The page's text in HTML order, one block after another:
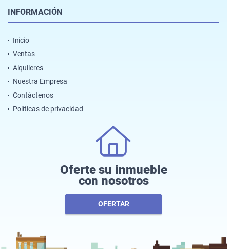
INFORMACIÓN
Inicio
Ventas
Alquileres
Nuestra Empresa
Contáctenos
Políticas de privacidad
Oferte su inmueble
con nosotros
OFERTAR